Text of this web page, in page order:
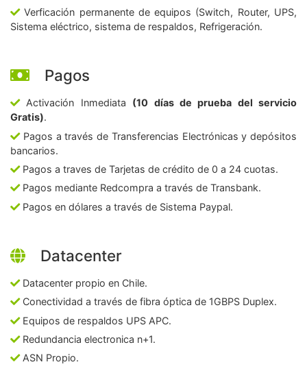
Verficación permanente de equipos (Switch, Router, UPS,
Sistema eléctrico, sistema de respaldos, Refrigeración.
Pagos
Activación Inmediata (10 días de prueba del servicio
Gratis).
Pagos a través de Transferencias Electrónicas y depósitos
bancarios.
Pagos a traves de Tarjetas de crédito de 0 a 24 cuotas.
Pagos mediante Redcompra a través de Transbank.
Pagos en dólares a través de Sistema Paypal.
Datacenter
Datacenter propio en Chile.
Conectividad a través de fibra óptica de 1GBPS Duplex.
Equipos de respaldos UPS APC.
Redundancia electronica n+1.
ASN Propio.